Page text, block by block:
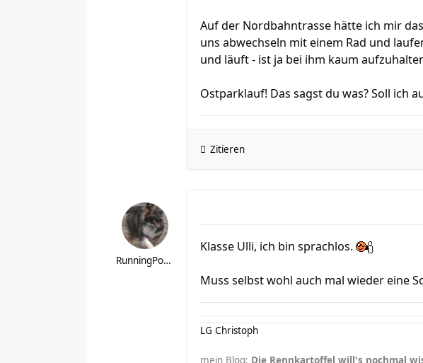
Auf der Nordbahntrasse hätte ich mir
uns abwechseln mit einem Rad und
und läuft - ist ja bei ihm kaum
Ostparklauf! Das sagst du was? Soll ich
Zitieren
RunningPotatoe
Klasse Ulli, ich bin sprachlos.
Muss selbst wohl auch mal wieder eine
LG Christoph
mein Blog: Die Rennkartoffel will's nochmal